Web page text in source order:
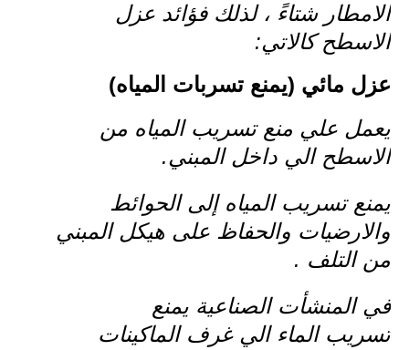
الامطار شتاءً ، لذلك فؤائد عزل
الاسطح كالاتي:
عزل مائي (يمنع تسربات المياه)
يعمل علي منع تسريب المياه من
الاسطح الي داخل المبني.
يمنع تسريب المياه إلى الحوائط
والارضيات والحفاظ على هيكل المبني
من التلف .
في المنشأت الصناعية يمنع
تسريب الماء الي غرف الماكينات